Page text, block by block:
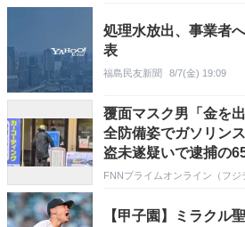
処理水放出、事業者
表
福島民友新聞 8/7(金) 19:09
覆面マスク男「金を
全防備姿でガソリン
盗未遂疑いで逮捕の
FNNプライムオンライン（フジ
【甲子園】ミラクル